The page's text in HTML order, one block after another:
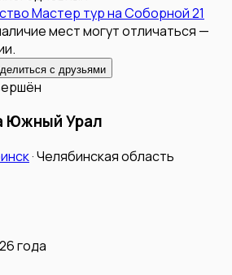
Мастер тур на Соборной 21
мест могут отличаться —
с друзьями
Южный Урал
·Челябинская область
года